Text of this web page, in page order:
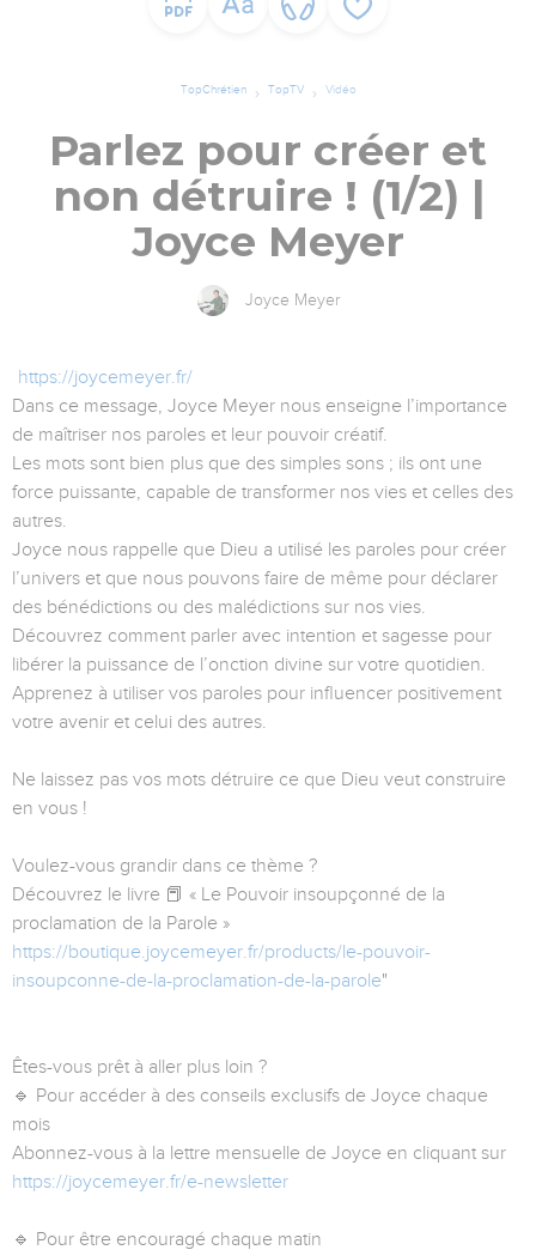
TopChrétien TopTV Vidéo
Parlez pour créer et
non détruire ! (1/2) |
Joyce Meyer
Joyce Meyer
https://joycemeyer.fr/
Dans ce message, Joyce Meyer nous enseigne l’importance
de maîtriser nos paroles et leur pouvoir créatif.
Les mots sont bien plus que des simples sons ; ils ont une
force puissante, capable de transformer nos vies et celles des
autres.
Joyce nous rappelle que Dieu a utilisé les paroles pour créer
l’univers et que nous pouvons faire de même pour déclarer
des bénédictions ou des malédictions sur nos vies.
Découvrez comment parler avec intention et sagesse pour
libérer la puissance de l’onction divine sur votre quotidien.
Apprenez à utiliser vos paroles pour influencer positivement
votre avenir et celui des autres.
Ne laissez pas vos mots détruire ce que Dieu veut construire
en vous !
Voulez-vous grandir dans ce thème ?
Découvrez le livre 📕 « Le Pouvoir insoupçonné de la
proclamation de la Parole »
https://boutique.joycemeyer.fr/products/le-pouvoir-
insoupconne-de-la-proclamation-de-la-parole"
Êtes-vous prêt à aller plus loin ?
🔹 Pour accéder à des conseils exclusifs de Joyce chaque
mois
Abonnez-vous à la lettre mensuelle de Joyce en cliquant sur
https://joycemeyer.fr/e-newsletter
🔹 Pour être encouragé chaque matin